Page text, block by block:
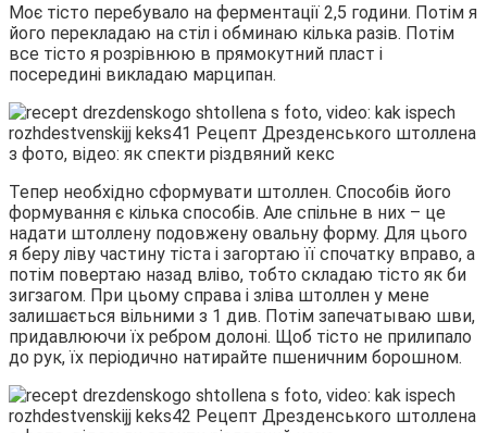
Моє тісто перебувало на ферментації 2,5 години. Потім я
його перекладаю на стіл і обминаю кілька разів. Потім
все тісто я розрівнюю в прямокутний пласт і
посередині викладаю марципан.
Тепер необхідно сформувати штоллен. Способів його
формування є кілька способів. Але спільне в них – це
надати штоллену подовжену овальну форму. Для цього
я беру ліву частину тіста і загортаю її спочатку вправо, а
потім повертаю назад вліво, тобто складаю тісто як би
зигзагом. При цьому справа і зліва штоллен у мене
залишається вільними з 1 див. Потім запечатываю шви,
придавлюючи їх ребром долоні. Щоб тісто не прилипало
до рук, їх періодично натирайте пшеничним борошном.